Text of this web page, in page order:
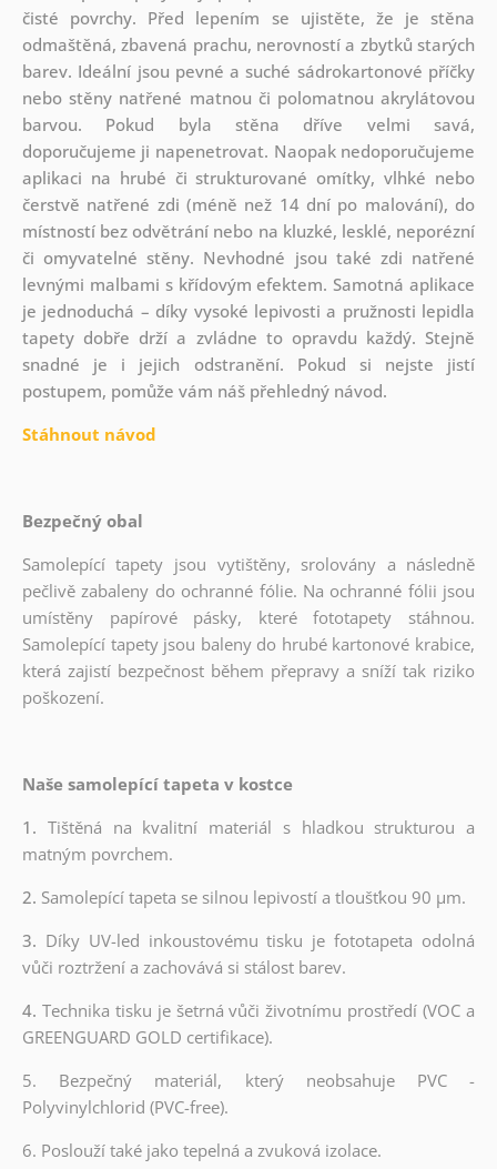
čisté povrchy. Před lepením se ujistěte, že je stěna
odmaštěná, zbavená prachu, nerovností a zbytků starých
barev. Ideální jsou pevné a suché sádrokartonové příčky
nebo stěny natřené matnou či polomatnou akrylátovou
barvou. Pokud byla stěna dříve velmi savá,
doporučujeme ji napenetrovat. Naopak nedoporučujeme
aplikaci na hrubé či strukturované omítky, vlhké nebo
čerstvě natřené zdi (méně než 14 dní po malování), do
místností bez odvětrání nebo na kluzké, lesklé, neporézní
či omyvatelné stěny. Nevhodné jsou také zdi natřené
levnými malbami s křídovým efektem. Samotná aplikace
je jednoduchá – díky vysoké lepivosti a pružnosti lepidla
tapety dobře drží a zvládne to opravdu každý. Stejně
snadné je i jejich odstranění. Pokud si nejste jistí
postupem, pomůže vám náš přehledný návod.
Stáhnout návod
Bezpečný obal
Samolepící tapety jsou vytištěny, srolovány a následně
pečlivě zabaleny do ochranné fólie. Na ochranné fólii jsou
umístěny papírové pásky, které fototapety stáhnou.
Samolepící tapety jsou baleny do hrubé kartonové krabice,
která zajistí bezpečnost během přepravy a sníží tak riziko
poškození.
Naše samolepící tapeta v kostce
1. Tištěná na kvalitní materiál s hladkou strukturou a
matným povrchem.
2. Samolepící tapeta se silnou lepivostí a tloušťkou 90 µm.
3. Díky UV-led inkoustovému tisku je fototapeta odolná
vůči roztržení a zachovává si stálost barev.
4. Technika tisku je šetrná vůči životnímu prostředí (VOC a
GREENGUARD GOLD certifikace).
5. Bezpečný materiál, který neobsahuje PVC -
Polyvinylchlorid (PVC-free).
6. Poslouží také jako tepelná a zvuková izolace.